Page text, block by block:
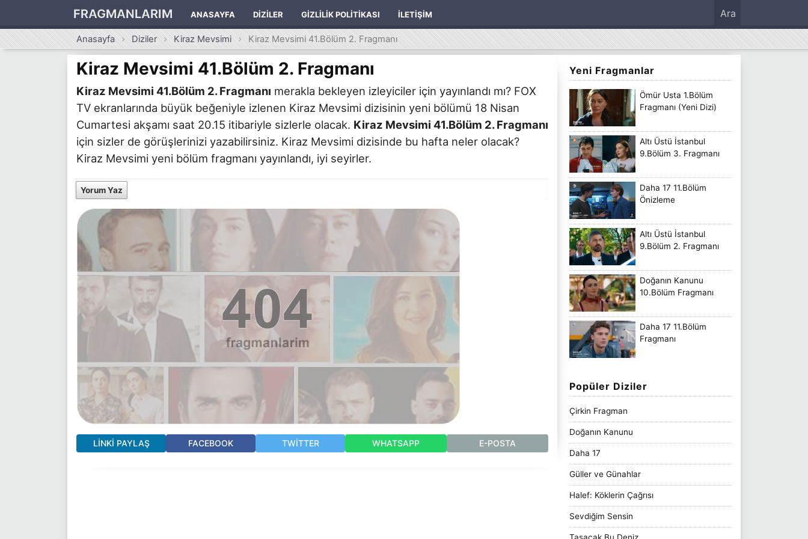
FRAGMANLARIM ANASAYFA DIZILER GIZLILIK POLITIKASI İLETIŞIM Ara
Anasayfa Diziler Kiraz Mevsimi Kiraz Mevsimi 41.Bölüm 2. Fragmanı
Kiraz Mevsimi 41.Bölüm 2. Fragmanı
Kiraz Mevsimi 41.Bölüm 2. Fragmanı merakla bekleyen izleyiciler için yayınlandı mı? FOX
TV ekranlarında büyük beğeniyle izlenen Kiraz Mevsimi dizisinin yeni bölümü 18 Nisan
Cumartesi akşamı saat 20.15 itibariyle sizlerle olacak. Kiraz Mevsimi 41.Bölüm 2. Fragmanı
için sizler de görüşlerinizi yazabilirsiniz. Kiraz Mevsimi dizisinde bu hafta neler olacak?
Kiraz Mevsimi yeni bölüm fragmanı yayınlandı, iyi seyirler.
Yorum Yaz
LINKI PAYLAŞ FACEBOOK TWITTER WHATSAPP E-POSTA
Yeni Fragmanlar
Ömür Usta 1.Bölüm
Fragmanı (Yeni Dizi)
Altı Üstü İstanbul
9.Bölüm 3. Fragmanı
Daha 17 11.Bölüm
Önizleme
Altı Üstü İstanbul
9.Bölüm 2. Fragmanı
Doğanın Kanunu
10.Bölüm Fragmanı
Daha 17 11.Bölüm
Fragmanı
Popüler Diziler
Çirkin Fragman
Doğanın Kanunu
Daha 17
Güller ve Günahlar
Halef: Köklerin Çağrısı
Sevdiğim Sensin
Taşacak Bu Deniz